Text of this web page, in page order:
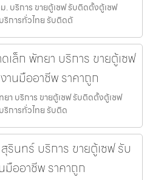
บริการ ขายตู้เซฟ รับติดตั้งตู้เซฟ
การทั่วไทย รับติดตั
เล็ก พัทยา บริการ ขายตู้เซฟ
นมืออาชีพ ราคาถูก
า บริการ ขายตู้เซฟ รับติดตั้งตู้เซฟ
การทั่วไทย รับติด
รินทร์ บริการ ขายตู้เซฟ รับ
ออาชีพ ราคาถูก